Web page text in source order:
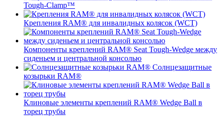
Tough-Clamp™
Крепления RAM® для инвалидных колясок (WCT)
Компоненты креплений RAM® Seat Tough-Wedge между
сиденьем и центральной консолью
Солнцезащитные
козырьки RAM®
Клиновые элементы креплений RAM® Wedge Ball в
торец трубы